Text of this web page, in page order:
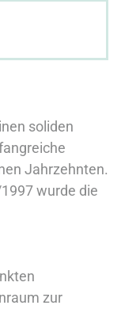
soliden
Jahrzehnten.
wurde die
zur